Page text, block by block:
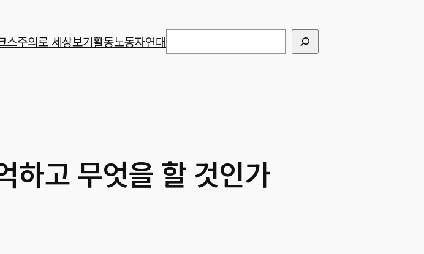
스주의로 세상보기활동노동자연대
하고 무엇을 할 것인가